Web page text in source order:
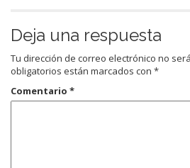
Deja una respuesta
Tu dirección de correo electrónico no
obligatorios están marcados con *
Comentario *